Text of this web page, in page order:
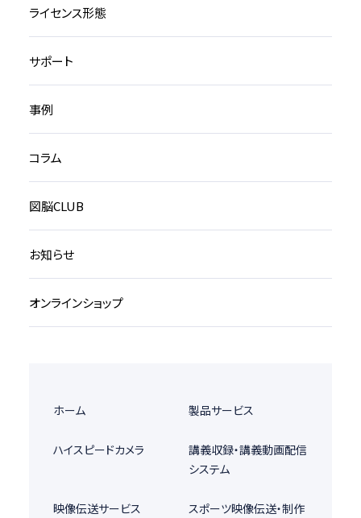
ライセンス形態
サポート
事例
コラム
図脳CLUB
お知らせ
オンラインショップ
ホーム 製品サービス
ハイスピードカメラ
講義収録・講義動画配信
システム
映像伝送サービス
スポーツ映像伝送・制作